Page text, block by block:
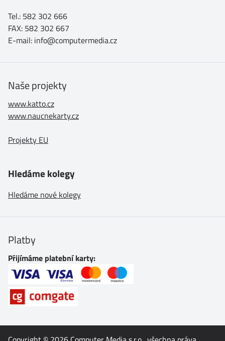
Tel.: 582 302 666
FAX: 582 302 667
E-mail: info@computermedia.cz
Naše projekty
www.katto.cz
www.naucnekarty.cz
Projekty EU
Hledáme kolegy
Hledáme nové kolegy
Platby
Přijímáme platební karty: